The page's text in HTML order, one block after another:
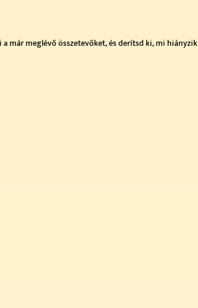
a már meglévő összetevőket, és derítsd ki, mi hiányzik